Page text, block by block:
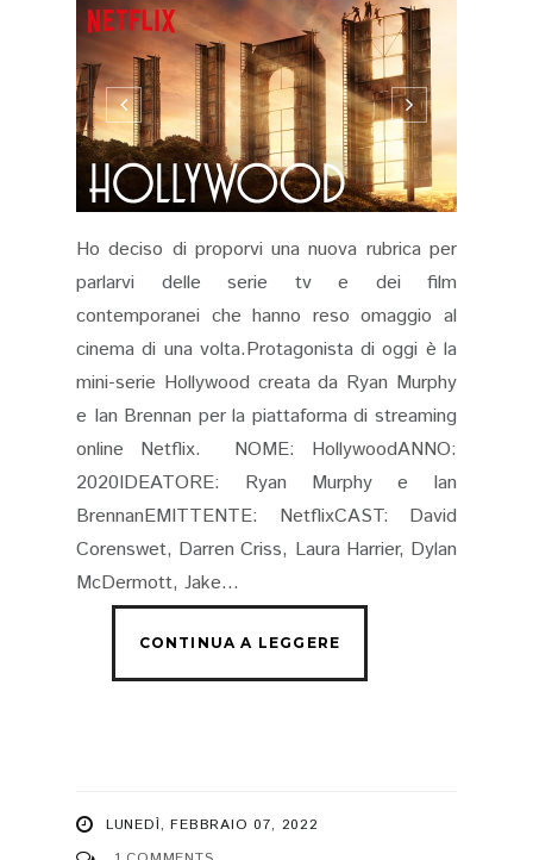
Ho deciso di proporvi una nuova rubrica per
parlarvi delle serie tv e dei film
contemporanei che hanno reso omaggio al
cinema di una volta.Protagonista di oggi è la
mini-serie Hollywood creata da Ryan Murphy
e Ian Brennan per la piattaforma di streaming
online Netflix. NOME: HollywoodANNO:
2020IDEATORE: Ryan Murphy e Ian
BrennanEMITTENTE: NetflixCAST: David
Corenswet, Darren Criss, Laura Harrier, Dylan
McDermott, Jake...
LUNEDÌ, FEBBRAIO 07, 2022